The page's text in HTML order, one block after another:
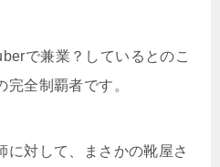
で兼業？しているとのこ
全制覇者です。
に対して、まさかの靴屋さ